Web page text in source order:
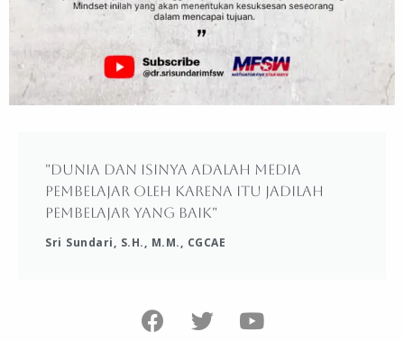
"Dunia dan isinya adalah media
pembelajar oleh karena itu jadilah
pembelajar yang baik"
Sri Sundari, S.H., M.M., CGCAE